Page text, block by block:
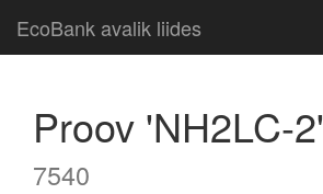
EcoBank avalik liides
Proov 'NH2LC-2'
7540